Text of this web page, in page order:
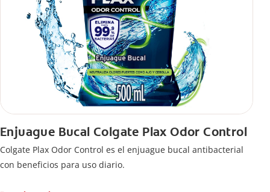
Enjuague Bucal Colgate Plax Odor Control
Colgate Plax Odor Control es el enjuague bucal antibacterial
con beneficios para uso diario.